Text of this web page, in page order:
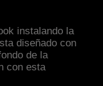
instalando la
diseñado con
de la
con esta